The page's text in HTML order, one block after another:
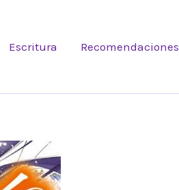
Escritura Recomendaciones